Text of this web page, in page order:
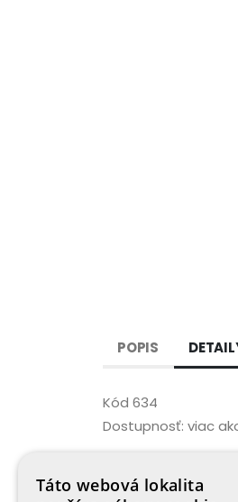
POPIS
Kód 634
Dostupnosť: viac
Táto webová lokalita